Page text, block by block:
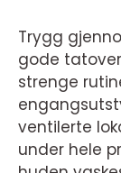
Trygg
gode
strenge
ventilerte
under hele